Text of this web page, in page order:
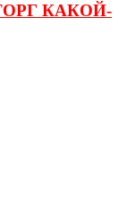
КАКОЙ-